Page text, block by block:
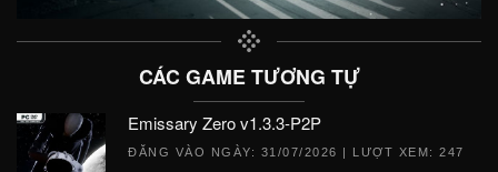
CÁC GAME TƯƠNG TỰ
Emissary Zero v1.3.3-P2P
ĐĂNG VÀO NGÀY: 31/07/2026 | LƯỢT XEM: 247